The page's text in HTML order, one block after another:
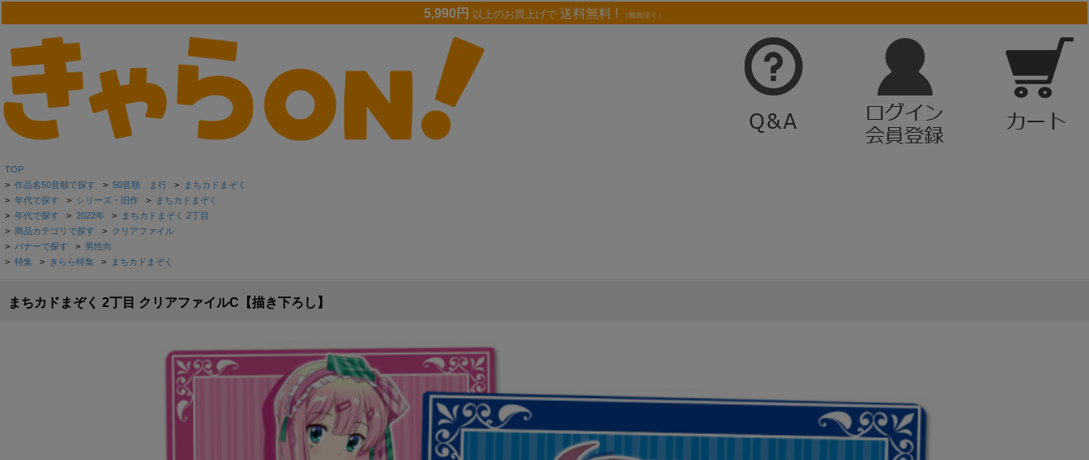
5,990円 以上のお買上げで 送料無料 ! （離島除く）
TOP
> 作品名50音順で探す > 50音順 ま行 > まちカドまぞく
> 年代で探す > シリーズ・旧作 > まちカドまぞく
> 年代で探す > 2022年 > まちカドまぞく 2丁目
> 商品カテゴリで探す > クリアファイル
> バナーで探す > 男性向
> 特集 > きらら特集 > まちカドまぞく
まちカドまぞく 2丁目 クリアファイルC【描き下ろし】